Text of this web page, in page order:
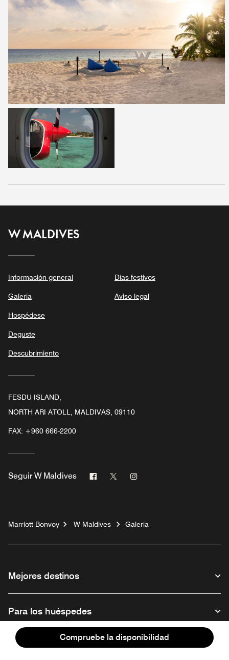
Compruebe la disponibilidad
W MALDIVES
Información general
Galería
Hospédese
Deguste
Descubrimiento
Días festivos
Aviso legal
FESDU ISLAND,
NORTH ARI ATOLL, MALDIVAS, 09110
FAX: +960 666-2200
Seguir W Maldives Facebook
Twitter
Marriott Bonvoy W Maldives Galería
Mejores destinos
Para los huéspedes
Nuestra empresa